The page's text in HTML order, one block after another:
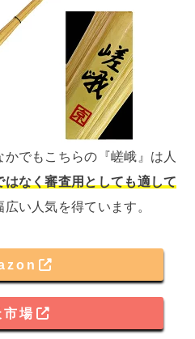
でもこちらの『嵯峨』は人
はなく審査用としても適して
い人気を得ています。
場